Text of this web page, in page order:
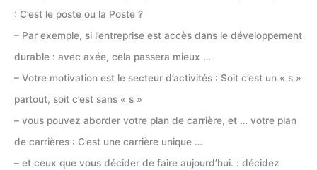
: C’est le poste ou la Poste ?
– Par exemple, si l’entreprise est accès dans le développement
durable : avec axée, cela passera mieux …
– Votre motivation est le secteur d’activités : Soit c’est un « s »
partout, soit c’est sans « s »
– vous pouvez aborder votre plan de carrière, et … votre plan
de carrières : C’est une carrière unique …
– et ceux que vous décider de faire aujourd’hui. : décidez